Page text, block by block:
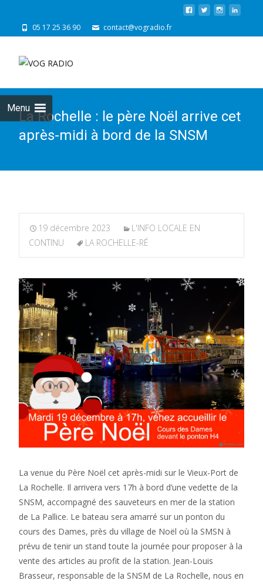
05 17 25 36 90 contact@vogradio.fr
Menu
La Rochelle : le père Noël arrive cet
après-midi à bord de la SNSM
19 décembre 2023
L'INFO LOCALE EN
CONTINU
LA ROCHELLE-RÉ
La venue du Père Noël cet après-midi sur le Vieux-Port de
La Rochelle. Il arrivera vers 17h à bord d’une vedette de la
SNSM, accompagné des sauveteurs en mer de la station
de La Pallice. Le bateau sera amarré sur un ponton du
cours des Dames, près du village de Noël où la SMSN à
prévu de tenir un stand toute la journée pour proposer à la
vente des articles au profit de la station. Jean-Louis
Brasseur, responsable de la SNSM de La Rochelle, nous en